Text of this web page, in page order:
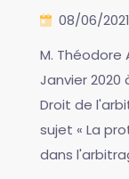
08/06/2021
M. Théodore
Janvier
Droit de
sujet « La
dans